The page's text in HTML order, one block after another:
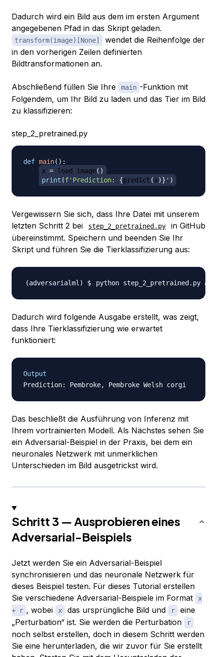
Dadurch wird ein Bild aus dem im ersten Argument
angegebenen Pfad in das Skript geladen.
transform(image)[None]
wendet die Reihenfolge der
in den vorherigen Zeilen definierten
Bildtransformationen an.
Abschließend füllen Sie Ihre main -Funktion mit
Folgendem, um Ihr Bild zu laden und das Tier im Bild
zu klassifizieren:
step_2_pretrained.py
def main( ) :
x = load_image( )
print (f'Prediction: {predict (x)} ' )
Vergewissern Sie sich, dass Ihre Datei mit unserem
letzten Schritt 2 bei
step_2_pretrained.py
in GitHub
übereinstimmt. Speichern und beenden Sie Ihr
Skript und führen Sie die Tierklassifizierung aus:
Dadurch wird folgende Ausgabe erstellt, was zeigt,
dass Ihre Tierklassifizierung wie erwartet
funktioniert:
Output
Das beschließt die Ausführung von Inferenz mit
Ihrem vortrainierten Modell. Als Nächstes sehen Sie
ein Adversarial-Beispiel in der Praxis, bei dem ein
neuronales Netzwerk mit unmerklichen
Unterschieden im Bild ausgetrickst wird.
Schritt 3 — Ausprobieren eines
Adversarial-Beispiels
Jetzt werden Sie ein Adversarial-Beispiel
synchronisieren und das neuronale Netzwerk für
dieses Beispiel testen. Für dieses Tutorial erstellen
Sie verschiedene Adversarial-Beispiele im Format
x
+ r , wobei x das ursprüngliche Bild und r
eine
„Perturbation“ ist. Sie werden die Perturbation
r
noch selbst erstellen, doch in diesem Schritt werden
Sie eine herunterladen, die wir zuvor für Sie erstellt